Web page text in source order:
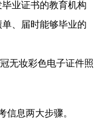
业证书的教育机构
、届时能够毕业的
无妆彩色电子证件照
信息两大步骤。